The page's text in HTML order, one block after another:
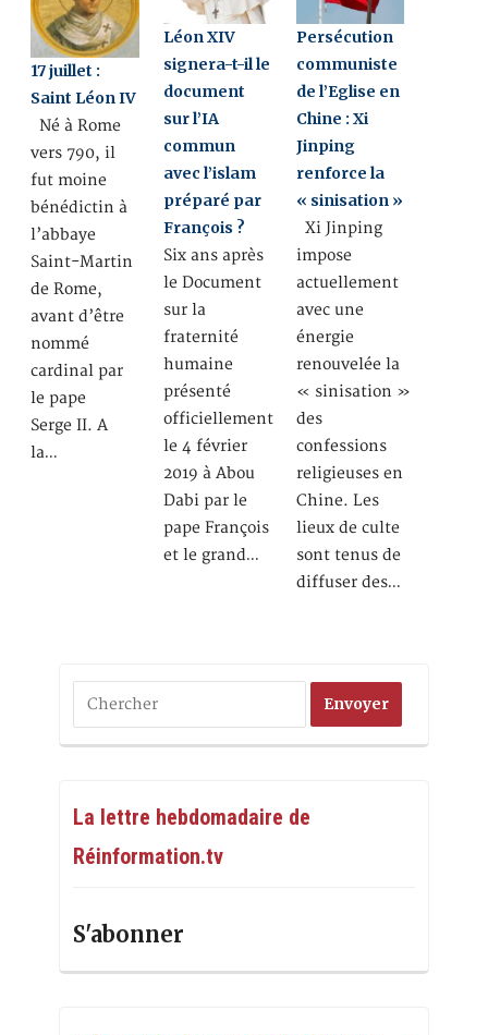
17 juillet :
Saint Léon IV
Né à Rome
vers 790, il
fut moine
bénédictin à
l’abbaye
Saint-Martin
de Rome,
avant d’être
nommé
cardinal par
le pape
Serge II. A
la…
Léon XIV
signera-t-il le
document
sur l’IA
commun
avec l’islam
préparé par
François ?
Six ans après
le Document
sur la
fraternité
humaine
présenté
officiellement
le 4 février
2019 à Abou
Dabi par le
pape François
et le grand…
Persécution
communiste
de l’Eglise en
Chine : Xi
Jinping
renforce la
« sinisation »
Xi Jinping
impose
actuellement
avec une
énergie
renouvelée la
« sinisation »
des
confessions
religieuses en
Chine. Les
lieux de culte
sont tenus de
diffuser des…
La lettre hebdomadaire de
Réinformation.tv
S'abonner